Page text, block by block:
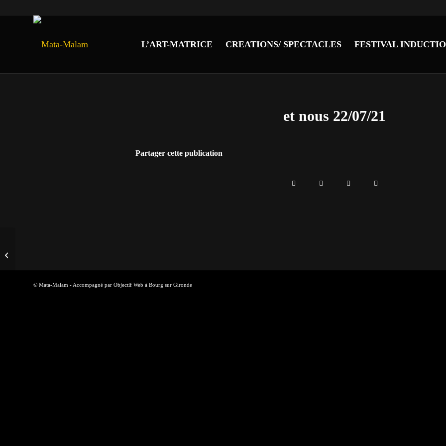
L’ART-MATRICE CREATIONS/ SPECTACLES FESTIVAL
et nous 22/07/21
Partager cette publication
© Mata-Malam - Accompagné par Objectif Web à Bourg sur Gironde